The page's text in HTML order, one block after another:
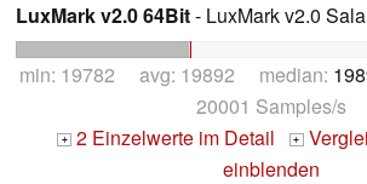
LuxMark v2.0 64Bit- LuxMark v2.0
min: 19782 avg: 19892 median:
20001 Samples/s
+ 2 Einzelwerte im Detail +
einblenden